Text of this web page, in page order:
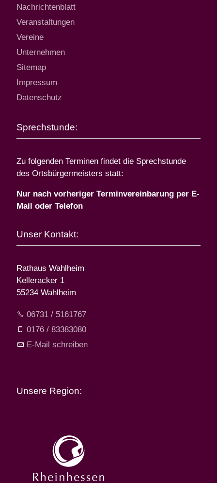
Nachrichtenblatt
Veranstaltungen
Vereine
Unternehmen
Sitemap
Impressum
Datenschutz
Sprechstunde:
Zu folgenden Terminen findet die Sprechstunde
des Ortsbürgermeisters statt:
Nur nach vorheriger Terminvereinbarung per E-
Mail oder Telefon
Unser Kontakt:
Rathaus Wahlheim
Kelleracker 1
55234 Wahlheim
06731 / 5161767
0176 / 83383080
E-Mail schreiben
Unsere Region: